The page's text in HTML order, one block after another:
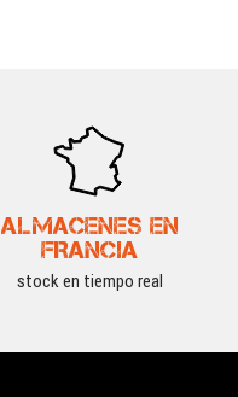
ALMACENES EN
FRANCIA
stock en tiempo real